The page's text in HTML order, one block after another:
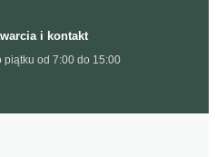
i kontakt
piątku od 7:00 do 15:00